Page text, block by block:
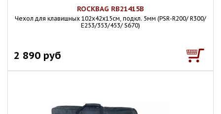
ROCKBAG RB21415B
Чехол для клавишных 102х42х15см, подкл. 5мм (PSR-R200/ R300/
E253/353/453/ S670)
2 890 руб